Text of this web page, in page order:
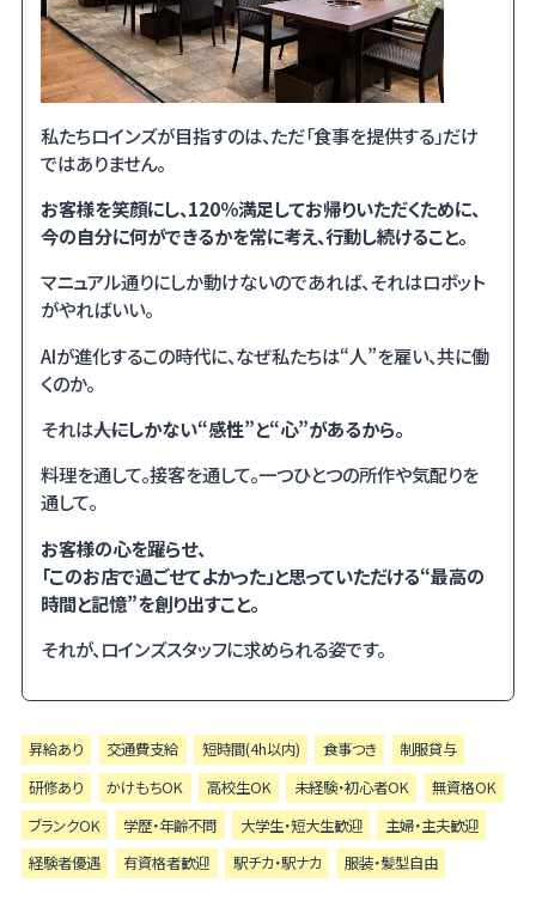
私たちロインズが目指すのは、ただ「食事を提供する」だけ
ではありません。
お客様を笑顔にし、120％満足してお帰りいただくために、
今の自分に何ができるかを常に考え、行動し続けること。
マニュアル通りにしか動けないのであれば、それはロボット
がやればいい。
AIが進化するこの時代に、なぜ私たちは“人”を雇い、共に働
くのか。
それは――人にしかない“感性”と“心”があるから。
料理を通して。接客を通して。一つひとつの所作や気配りを
通して。
お客様の心を躍らせ、
「このお店で過ごせてよかった」と思っていただける“最高の
時間と記憶”を創り出すこと。
それが、ロインズスタッフに求められる姿です。
昇給あり 交通費支給 短時間(4h以内) 食事つき
制服貸与
研修あり
かけもちOK 高校生OK 未経験・初心者OK
無資格OK
ブランクOK
学歴・年齢不問 大学生・短大生歓迎
主婦・主夫歓迎
経験者優遇
有資格者歓迎 駅チカ・駅ナカ 服装・髪型自由